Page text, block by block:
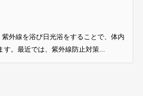
紫外線を浴び日光浴をすることで、体内
す。最近では、紫外線防止対策...